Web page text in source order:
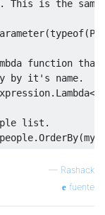
This is the same
(typeof(
function
by it's name.
. Lambda<
list.
people.OrderBy(
— Rashack
fuente